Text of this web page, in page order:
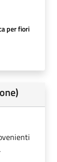
per fiori